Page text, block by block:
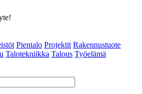
Pientalo Projektit Rakennustuote
Talotekniikka Talous Työelämä